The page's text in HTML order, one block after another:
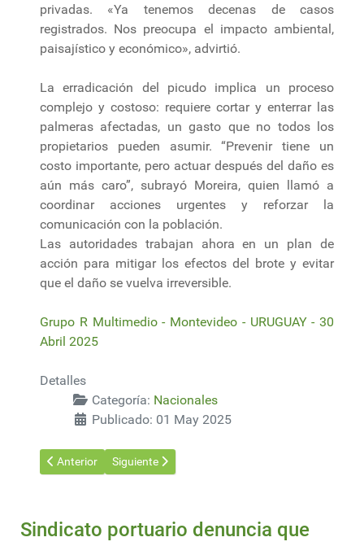
privadas. «Ya tenemos decenas de casos
registrados. Nos preocupa el impacto ambiental,
paisajístico y económico», advirtió.
La erradicación del picudo implica un proceso
complejo y costoso: requiere cortar y enterrar las
palmeras afectadas, un gasto que no todos los
propietarios pueden asumir. “Prevenir tiene un
costo importante, pero actuar después del daño es
aún más caro”, subrayó Moreira, quien llamó a
coordinar acciones urgentes y reforzar la
comunicación con la población.
Las autoridades trabajan ahora en un plan de
acción para mitigar los efectos del brote y evitar
que el daño se vuelva irreversible.
Grupo R Multimedio - Montevideo - URUGUAY - 30
Abril 2025
Detalles
Categoría: Nacionales
Publicado: 01 May 2025
Artículo anterior: Día del trabajador rural
Anterior Artículo siguiente: Bayer no descarta abandonar
Siguiente
Sindicato portuario denuncia que